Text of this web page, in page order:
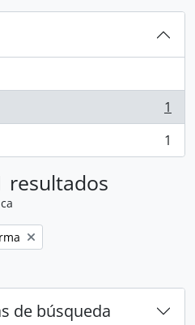
1
1
resultados
filter:
de búsqueda